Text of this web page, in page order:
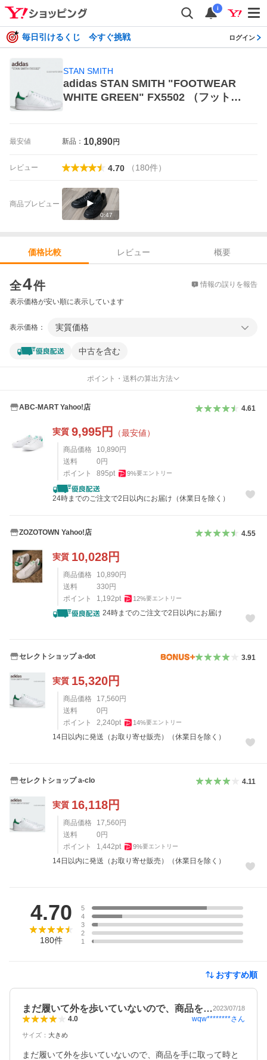
i
毎日引けるくじ 今すぐ挑戦 ログイン
STAN SMITH
adidas STAN SMITH "FOOTWEAR
WHITE GREEN" FX5502 （フットウ
MITH メンズスニーカー
最安値 新品： 10,890円
レビュー 4.70 （180件）
商品プレビュー
0:47
価格比較 レビュー
概要
全4件 情報の誤りを報告
表示価格が安い順に表示しています
表示価格： 実質価格
中古を含む
ポイント・送料の算出方法
ABC-MART Yahoo!店 4.61
実質 9,995円 （最安値）
商品価格 10,890 円
送料
0 円
ポイント
895pt 9%要エントリー
24時までのご注文で2日以内にお届け（休業日を除く）
ZOZOTOWN Yahoo!店 4.55
実質 10,028円
商品価格 10,890円
送料
330円
ポイント
1,192pt 12%要エントリー
24時までのご注文で2日以内にお届け
セレクトショップ a-dot 3.91
実質 15,320円
商品価格 17,560円
送料
0円
ポイント
2,240pt 14%要エントリー
14日以内に発送（お取り寄せ販売）（休業日を除く）
セレクトショップ a-clo 4.11
実質 16,118円
商品価格 17,560円
送料
0円
ポイント
1,442pt 9%要エントリー
14日以内に発送（お取り寄せ販売）（休業日を除く）
4.70
180件
5
4
3
2
1
おすすめ順
まだ履いて外を歩いていないので、商品を…2023/07/18
4.0 wqw********さん
サイズ ： 大きめ
まだ履いて外を歩いていないので、商品を手に取って時と